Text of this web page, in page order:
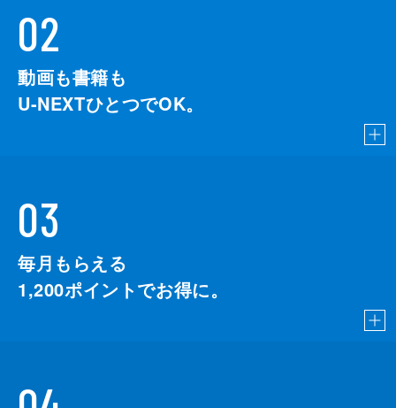
02
動画も書籍も
U-NEXTひとつでOK。
03
毎月もらえる
1,200ポイントでお得に。